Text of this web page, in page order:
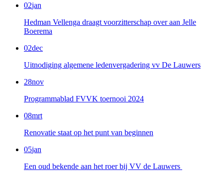
02jan
Hedman Vellenga draagt voorzitterschap over aan Jelle
Boerema
02dec
Uitnodiging algemene ledenvergadering vv De Lauwers
28nov
Programmablad FVVK toernooi 2024
08mrt
Renovatie staat op het punt van beginnen
05jan
Een oud bekende aan het roer bij VV de Lauwers